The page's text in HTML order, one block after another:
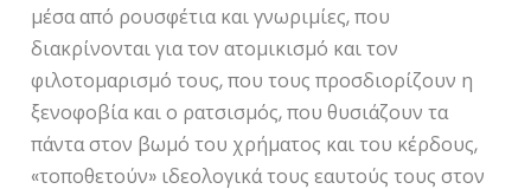
μέσα από ρουσφέτια και γνωριμίες, που
διακρίνονται για τον ατομικισμό και τον
φιλοτομαρισμό τους, που τους προσδιορίζουν η
ξενοφοβία και ο ρατσισμός, που θυσιάζουν τα
πάντα στον βωμό του χρήματος και του κέρδους,
«τοποθετούν» ιδεολογικά τους εαυτούς τους στον